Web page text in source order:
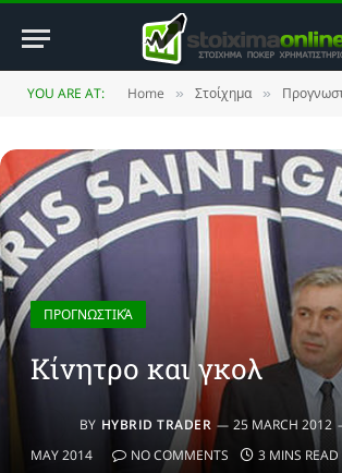
YOU ARE AT: Home » Στοίχημα »
ΠΡΟΓΝΩΣΤΙΚΆ
Κίνητρο και γκολ
BY HYBRID TRADER 25 MARCH 2012
MAY 2014
NO COMMENTS 3 MINS READ